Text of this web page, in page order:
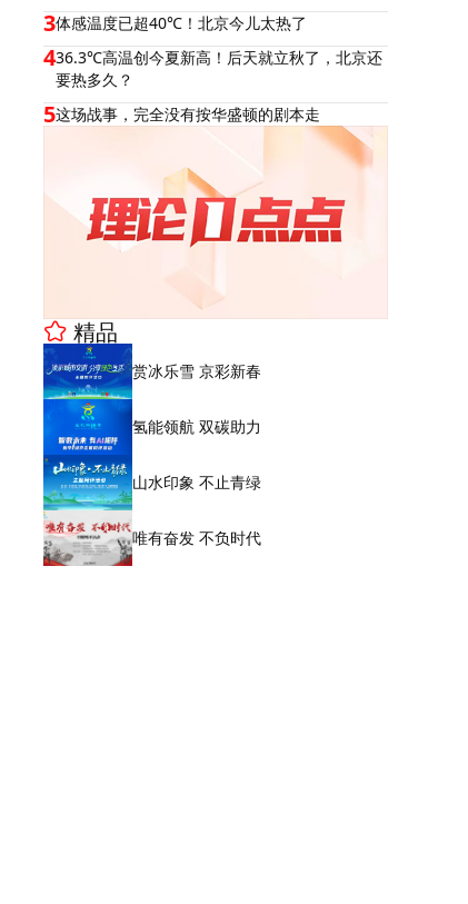
3体感温度已超40℃！北京今儿太热了
436.3℃高温创今夏新高！后天就立秋了，北京还
要热多久？
5这场战事，完全没有按华盛顿的剧本走
精品
赏冰乐雪 京彩新春
氢能领航 双碳助力
山水印象 不止青绿
唯有奋发 不负时代